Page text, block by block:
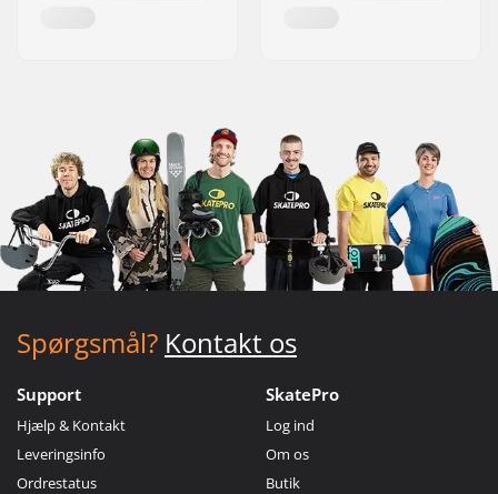
Spørgsmål? Kontakt os
Support
Hjælp & Kontakt
Leveringsinfo
Ordrestatus
SkatePro
Log ind
Om os
Butik